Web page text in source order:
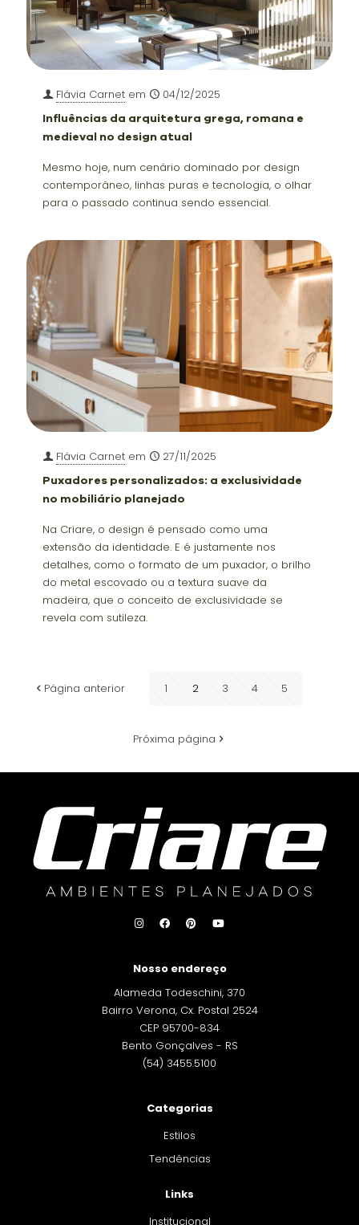
Flávia Carnet em 04/12/2025
Influências da arquitetura grega, romana e
medieval no design atual
Mesmo hoje, num cenário dominado por design
contemporâneo, linhas puras e tecnologia, o olhar
para o passado continua sendo essencial.
Flávia Carnet em 27/11/2025
Puxadores personalizados: a exclusividade
no mobiliário planejado
Na Criare, o design é pensado como uma
extensão da identidade. E é justamente nos
detalhes, como o formato de um puxador, o brilho
do metal escovado ou a textura suave da
madeira, que o conceito de exclusividade se
revela com sutileza.
Página anterior 1 2 3 4 5
Próxima página
Nosso endereço
Alameda Todeschini, 370
Bairro Verona, Cx. Postal 2524
CEP 95700-834
Bento Gonçalves - RS
(54) 3455.5100
Categorias
Estilos
Tendências
Links
Institucional